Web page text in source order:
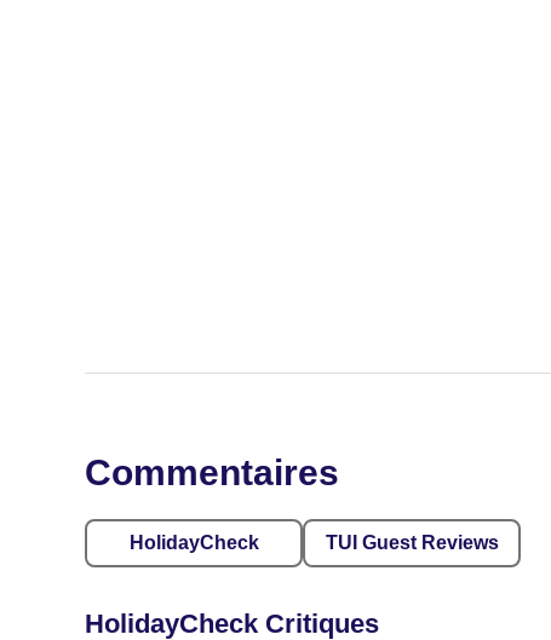
Commentaires
HolidayCheck TUI Guest Reviews
HolidayCheck Critiques